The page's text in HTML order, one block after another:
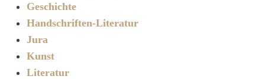
Geschichte
Handschriften-Literatur
Jura
Kunst
Literatur